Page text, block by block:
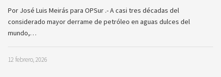
Por José Luis Meirás para OPSur .- A casi tres décadas del
considerado mayor derrame de petróleo en aguas dulces del
mundo,…
12 febrero, 2026